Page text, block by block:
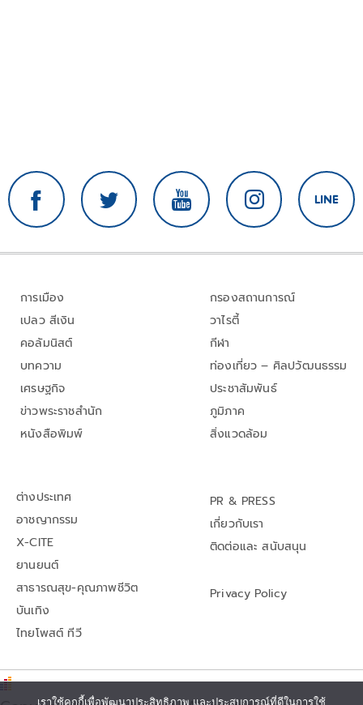
การเมือง
เปลว สีเงิน
คอลัมนิสต์
บทความ
เศรษฐกิจ
ข่าวพระราชสำนัก
หนังสือพิมพ์
กรองสถานการณ์
วาไรตี้
กีฬา
ท่องเที่ยว – ศิลปวัฒนธรรม
ประชาสัมพันธ์
ภูมิภาค
สิ่งแวดล้อม
ต่างประเทศ
อาชญากรรม
X-CITE
ยานยนต์
สาธารณสุข-คุณภาพชีวิต
บันเทิง
ไทยโพสต์ ทีวี
PR & PRESS
เกี่ยวกับเรา
ติดต่อและ สนับสนุน
Privacy Policy
เราใช้คุกกี้เพื่อพัฒนาประสิทธิภาพ และประสบการณ์ที่ดีในการใช้